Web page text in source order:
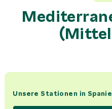
Unsere Stationen in